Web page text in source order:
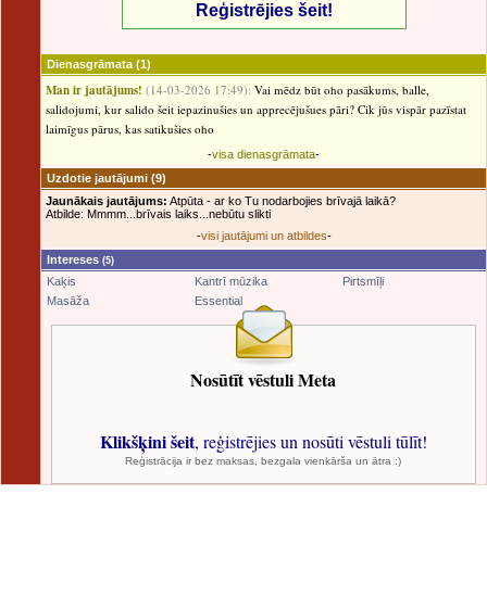
Reģistrējies šeit!
Dienasgrāmata (1)
Man ir jautājums! (14-03-2026 17:49): Vai mēdz būt oho pasākums, balle,
salidojumi, kur salido šeit iepazinušies un apprecējušues pāri? Cik jūs vispār pazīstat
laimīgus pārus, kas satikušies oho
-visa dienasgrāmata-
Uzdotie jautājumi (9)
Jaunākais jautājums: Atpūta - ar ko Tu nodarbojies brīvajā laikā?
Atbilde: Mmmm...brīvais laiks...nebūtu slikti
-visi jautājumi un atbildes-
Intereses (5)
Kaķis Kantrī mūzika
Pirtsmīļi
Masāža
Essential
Nosūtīt vēstuli Meta
Klikšķini šeit, reģistrējies un nosūti vēstuli tūlīt!
Reģistrācija ir bez maksas, bezgala vienkārša un ātra :)